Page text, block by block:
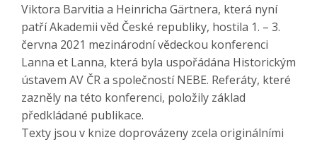
Viktora Barvitia a Heinricha Gärtnera, která nyní
patří Akademii věd České republiky, hostila 1. – 3.
června 2021 mezinárodní vědeckou konferenci
Lanna et Lanna, která byla uspořádána Historickým
ústavem AV ČR a společností NEBE. Referáty, které
zazněly na této konferenci, položily základ
předkládané publikace.
Texty jsou v knize doprovázeny zcela originálními